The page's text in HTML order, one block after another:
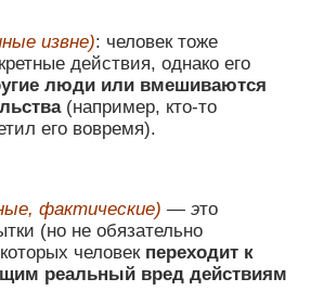
извне): человек тоже
действия, однако его
люди или вмешиваются
(например, кто-то
его вовремя).
фактические) — это
(но не обязательно
человек переходит к
реальный вред действиям